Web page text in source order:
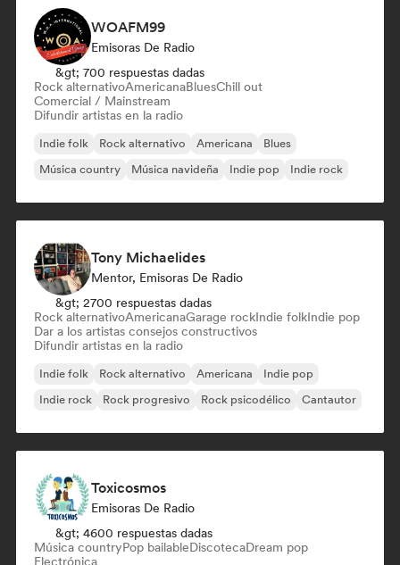
WOAFM99
Emisoras De Radio
&gt; 700 respuestas dadas
Rock alternativoAmericanaBluesChill out
Comercial / Mainstream
Difundir artistas en la radio
Indie folk Rock alternativo Americana
Blues
Música country
Música navideña Indie pop Indie rock
Tony Michaelides
Mentor, Emisoras De Radio
&gt; 2700 respuestas dadas
Rock alternativoAmericanaGarage rockIndie folkIndie pop
Dar a los artistas consejos constructivos
Difundir artistas en la radio
Indie folk Rock alternativo Americana
Indie pop
Indie rock
Rock progresivo Rock psicodélico Cantautor
Toxicosmos
Emisoras De Radio
&gt; 4600 respuestas dadas
Música countryPop bailableDiscotecaDream pop
Electrónica